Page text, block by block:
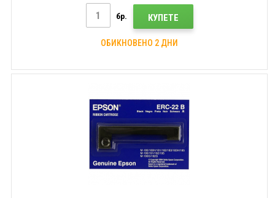
бр. КУПЕТЕ
ОБИКНОВЕНО 2 ДНИ